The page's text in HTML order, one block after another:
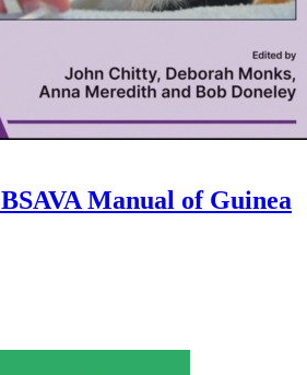
BSAVA Manual of Guinea